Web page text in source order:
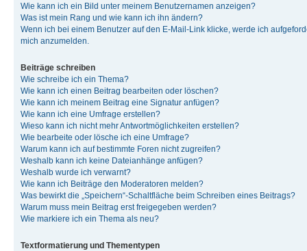
Wie kann ich ein Bild unter meinem Benutzernamen anzeigen?
Was ist mein Rang und wie kann ich ihn ändern?
Wenn ich bei einem Benutzer auf den E-Mail-Link klicke, werde ich
mich anzumelden.
Beiträge schreiben
Wie schreibe ich ein Thema?
Wie kann ich einen Beitrag bearbeiten oder löschen?
Wie kann ich meinem Beitrag eine Signatur anfügen?
Wie kann ich eine Umfrage erstellen?
Wieso kann ich nicht mehr Antwortmöglichkeiten erstellen?
Wie bearbeite oder lösche ich eine Umfrage?
Warum kann ich auf bestimmte Foren nicht zugreifen?
Weshalb kann ich keine Dateianhänge anfügen?
Weshalb wurde ich verwarnt?
Wie kann ich Beiträge den Moderatoren melden?
Was bewirkt die „Speichern“-Schaltfläche beim Schreiben eines Beitrags?
Warum muss mein Beitrag erst freigegeben werden?
Wie markiere ich ein Thema als neu?
Textformatierung und Thementypen